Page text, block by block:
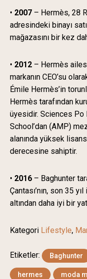
• 2007 – Hermès, 28
adresindeki binayı
mağazasını bir kez
• 2012 – Hermès
markanın CEO’su
Émile Hermès’in
Hermès tarafından
üyesidir. Sciences Po
School’dan (AMP)
alanında yüksek
derecesine sahiptir.
• 2016 – Baghunter
Çantası’nın, son 35
altından daha iyi bir
Kategori Lifestyle,
Etiketler: Baghunter
hermes moda